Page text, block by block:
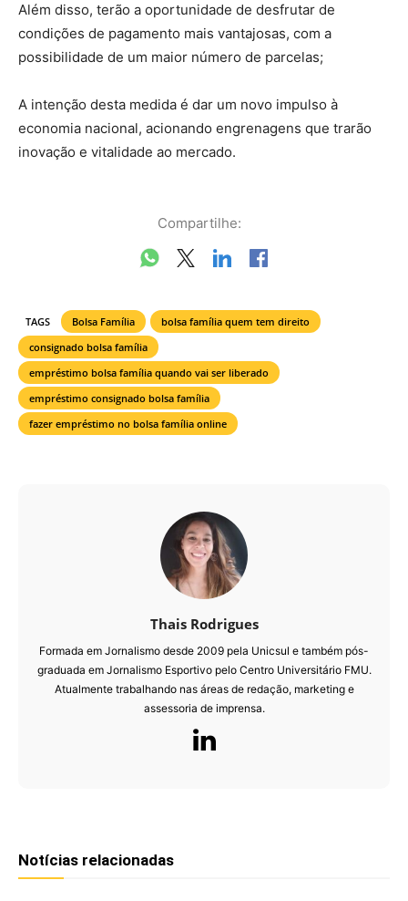
Além disso, terão a oportunidade de desfrutar de
condições de pagamento mais vantajosas, com a
possibilidade de um maior número de parcelas;
A intenção desta medida é dar um novo impulso à
economia nacional, acionando engrenagens que trarão
inovação e vitalidade ao mercado.
Compartilhe:
TAGS Bolsa Família
bolsa família quem tem direito
consignado bolsa família
empréstimo bolsa família quando vai ser liberado
empréstimo consignado bolsa família
fazer empréstimo no bolsa família online
Thais Rodrigues
Formada em Jornalismo desde 2009 pela Unicsul e também pós-
graduada em Jornalismo Esportivo pelo Centro Universitário FMU.
Atualmente trabalhando nas áreas de redação, marketing e
assessoria de imprensa.
Notícias relacionadas